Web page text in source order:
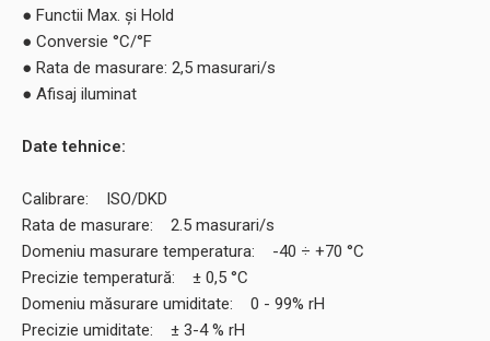
● Functii Max. şi Hold
● Conversie °C/°F
● Rata de masurare: 2,5 masurari/s
● Afisaj iluminat
Date tehnice:
Calibrare: ISO/DKD
Rata de masurare: 2.5 masurari/s
Domeniu masurare temperatura: -40 ÷ +70 °C
Precizie temperatură: ± 0,5 °C
Domeniu măsurare umiditate: 0 - 99% rH
Precizie umiditate: ± 3-4 % rH